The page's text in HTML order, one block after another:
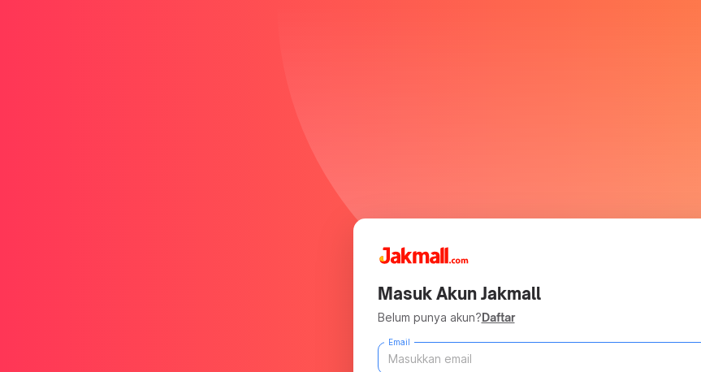
Masuk Akun Jakmall
Belum punya akun?Daftar
Email